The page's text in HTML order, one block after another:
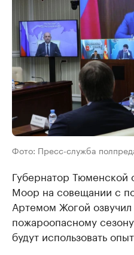
Фото: Пресс-служба
Губернатор Тюменской
Моор на совещании с
Артемом Жогой озвучил
пожароопасному
будут использовать